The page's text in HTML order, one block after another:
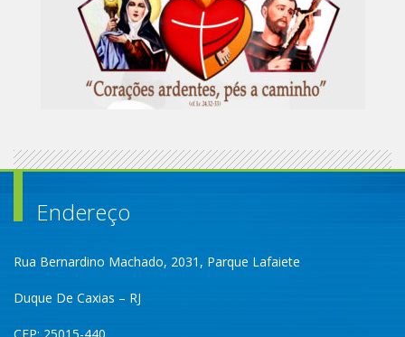
Endereço
Rua Bernardino Machado, 2031, Parque Lafaiete
Duque De Caxias – RJ